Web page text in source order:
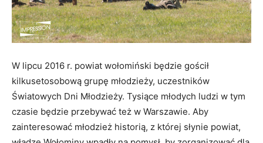
W lipcu 2016 r. powiat wołomiński będzie gościł
kilkusetosobową grupę młodzieży, uczestników
Światowych Dni Młodzieży. Tysiące młodych ludzi w tym
czasie będzie przebywać też w Warszawie. Aby
zainteresować młodzież historią, z której słynie powiat,